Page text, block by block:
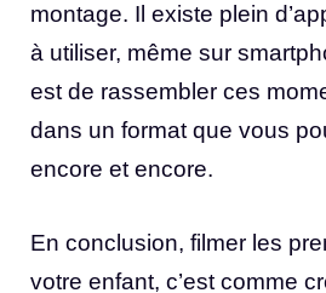
montage. Il existe plein
à utiliser, même sur
est de rassembler ces
dans un format que vous
encore et encore.
En conclusion, filmer les
votre enfant, c’est comme